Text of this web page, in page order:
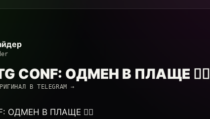
CONF: ОДМЕН В ПЛАЩЕ 🕵️‍♂️
В TELEGRAM →
ОДМЕН В ПЛАЩЕ 🕵️‍♂️